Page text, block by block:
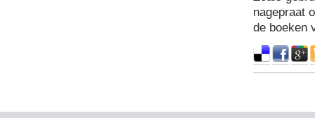
nagepraat
de boeken